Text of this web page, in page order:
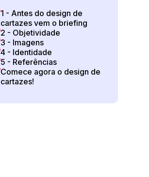
1 - Antes do design de
cartazes vem o briefing
2 - Objetividade
3 - Imagens
4 - Identidade
5 - Referências
Comece agora o design de
cartazes!